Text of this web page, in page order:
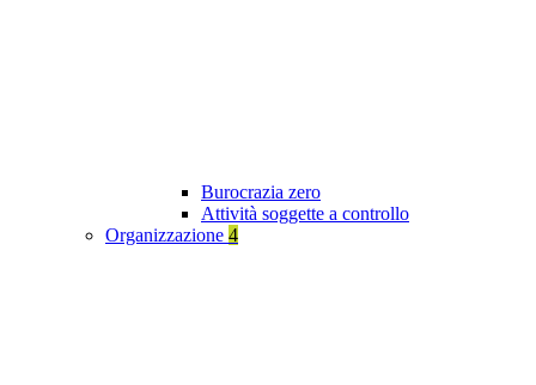
Burocrazia zero
Attività soggette a controllo
Organizzazione 4